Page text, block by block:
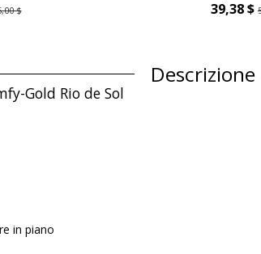
$ 39,38 $
Descrizione
Gold Rio de Sol
in piano